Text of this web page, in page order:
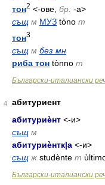
тон2 <-ове, бр: -а>
същ м МУЗ tòno m
тон3
същ м без мн
риба тон tònno m
Български-италиански
4
абитуриент
абитуриѐнт <-и>
същ м
абитуриѐнтк|а <-и>
същ ж studènte m
Български-италиански